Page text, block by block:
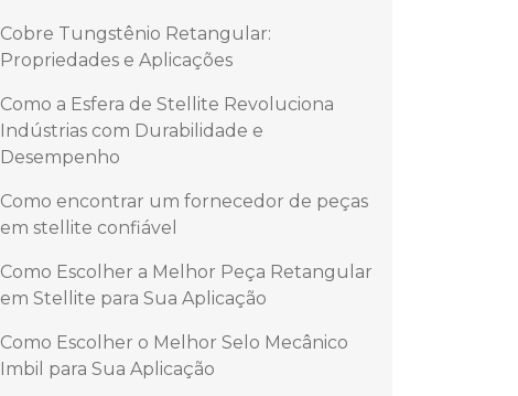
Cobre Tungstênio Retangular:
Propriedades e Aplicações
Como a Esfera de Stellite Revoluciona
Indústrias com Durabilidade e
Desempenho
Como encontrar um fornecedor de peças
em stellite confiável
Como Escolher a Melhor Peça Retangular
em Stellite para Sua Aplicação
Como Escolher o Melhor Selo Mecânico
Imbil para Sua Aplicação